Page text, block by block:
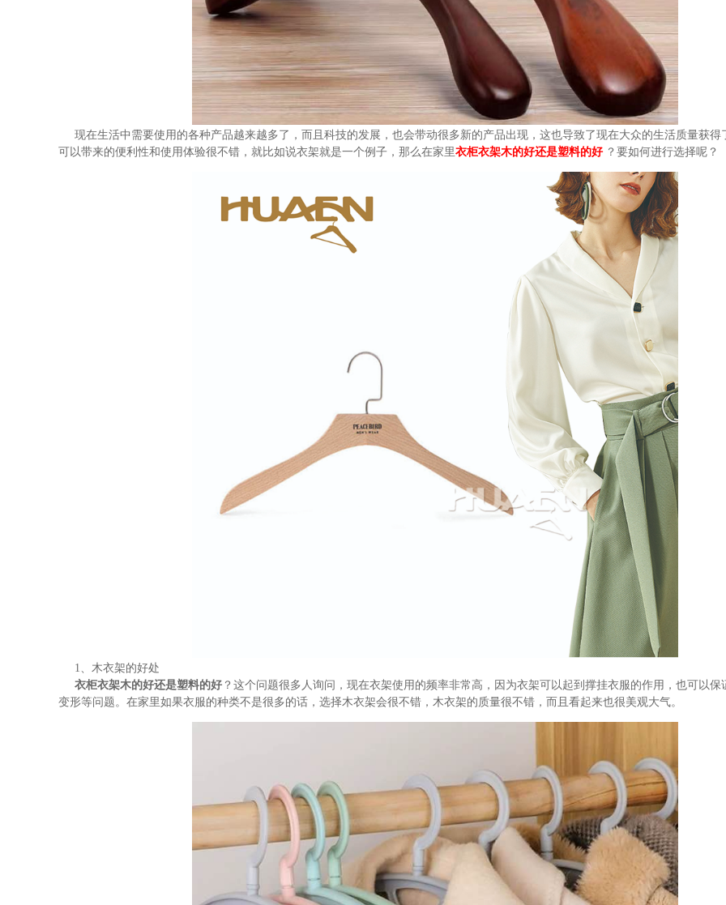
现在生活中需要使用的各种产品越来越多了，而且科技的发展，也会带动很多新的产品出现，这也导致了现在大众的生活质量获得
可以带来的便利性和使用体验很不错，就比如说衣架就是一个例子，那么在家里衣柜衣架木的好还是塑料的好 ？要如何进行选择呢？
1、木衣架的好处
衣柜衣架木的好还是塑料的好 ？这个问题很多人询问，现在衣架使用的频率非常高，因为衣架可以起到撑挂衣服的作用，也可以保
变形等问题。在家里如果衣服的种类不是很多的话，选择木衣架会很不错，木衣架的质量很不错，而且看起来也很美观大气。